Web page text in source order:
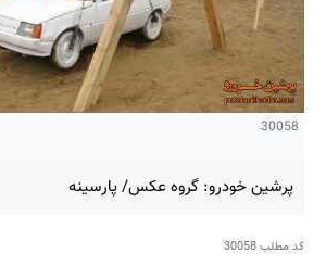
30058
پرشین خودرو: گروه عکس/ پارسینه
کد مطلب30058